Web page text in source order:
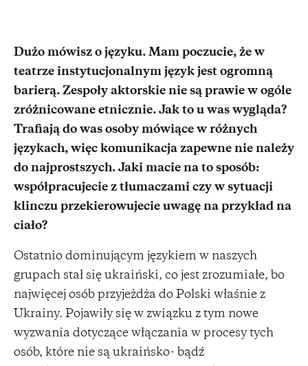
Dużo mówisz o języku. Mam poczucie, że w
teatrze instytucjonalnym język jest ogromną
barierą. Zespoły aktorskie nie są prawie w ogóle
zróżnicowane etnicznie. Jak to u was wygląda?
Trafiają do was osoby mówiące w różnych
językach, więc komunikacja zapewne nie należy
do najprostszych. Jaki macie na to sposób:
współpracujecie z tłumaczami czy w sytuacji
klinczu przekierowujecie uwagę na przykład na
ciało?
Ostatnio dominującym językiem w naszych
grupach stał się ukraiński, co jest zrozumiałe, bo
najwięcej osób przyjeżdża do Polski właśnie z
Ukrainy. Pojawiły się w związku z tym nowe
wyzwania dotyczące włączania w procesy tych
osób, które nie są ukraińsko- bądź